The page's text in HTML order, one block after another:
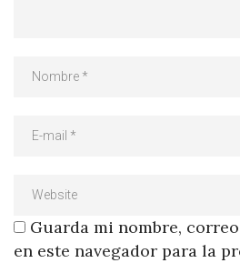
Guarda mi nombre,
en este navegador para la